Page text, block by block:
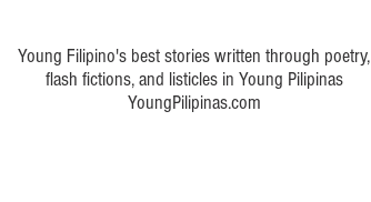
Young Filipino's best stories written through poetry,
flash fictions, and listicles in Young Pilipinas
YoungPilipinas.com